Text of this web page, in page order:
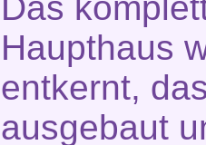
Haupthaus
entkernt,
ausgebaut